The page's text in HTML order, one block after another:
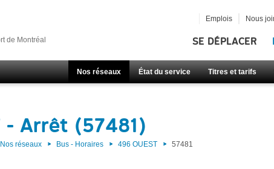
de Montréal SE DÉPLACER
Nos réseaux État du service Titres et tarifs
Emplois Nous
- Arrêt (57481)
Nos réseaux Bus - Horaires 496 OUEST 57481